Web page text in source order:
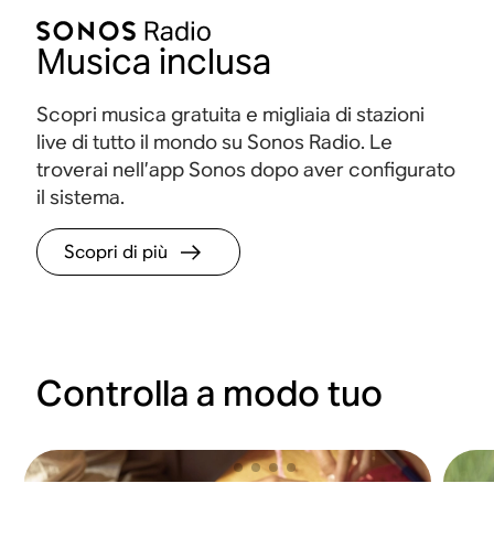
Musica inclusa
Scopri musica gratuita e migliaia di stazioni
live di tutto il mondo su Sonos Radio. Le
troverai nell’app Sonos dopo aver configurato
il sistema.
Scopri di più
Controlla a modo tuo